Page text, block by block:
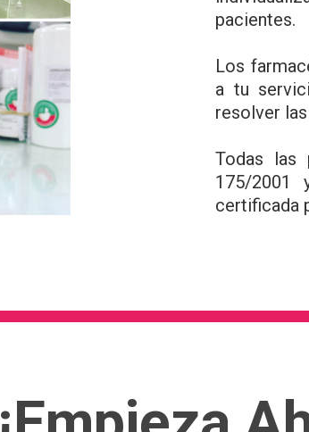
pacientes.
Los
a tu
resolver
Todas las
175/2001
certificada